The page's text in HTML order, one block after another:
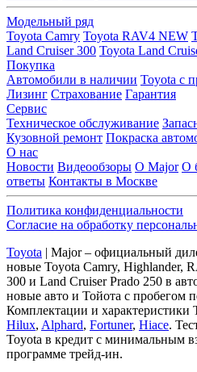
Модельный ряд
Toyota Camry Toyota RAV4 NEW
Land Cruiser 300 Toyota Land
Покупка
Автомобили в наличии Toyota с
Лизинг Страхование Гарантия
Сервис
Техническое обслуживание
Кузовной ремонт Покраска
О нас
Новости Видеообзоры О Major О
ответы Контакты в Москве
Политика конфиденциальности
Согласие на обработку
Toyota | Major – официальный
новые Toyota Camry, Highlander,
300 и Land Cruiser Prado 250 в
новые авто и Тойота с пробегом
Комплектации и характеристики
Hilux, Alphard, Fortuner, Hiace.
Toyota в кредит с минимальным
программе трейд-ин.